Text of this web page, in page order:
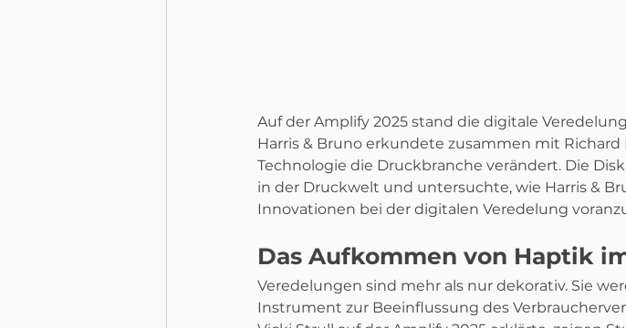
Auf der Amplify 2025 stand die digitale
Harris & Bruno erkundete zusammen mit
Technologie die Druckbranche verändert. Die
in der Druckwelt und untersuchte, wie Harris &
Innovationen bei der digitalen Veredelung
Das Aufkommen von Haptik
Veredelungen sind mehr als nur dekorativ. Sie
Instrument zur Beeinflussung des